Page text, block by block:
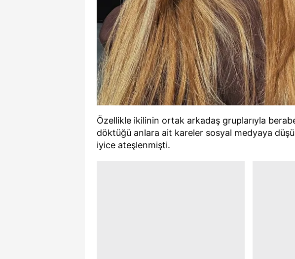
Özellikle ikilinin ortak arkadaş gruplarıyla
döktüğü anlara ait kareler sosyal medyaya
iyice ateşlenmişti.